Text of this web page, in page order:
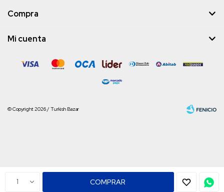
1 COMPRAR
Compra
Mi cuenta
© Copyright 2026 / Turkish Bazar